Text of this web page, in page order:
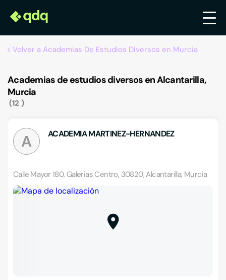
Volver a Academias De Estudios Diversos en Murcia
Academias de estudios diversos en Alcantarilla,
Murcia
12
A ACADEMIA MARTINEZ-HERNANDEZ
Calle Mayor 180, Galerias Centro, 30820, Alcantarilla, Murcia